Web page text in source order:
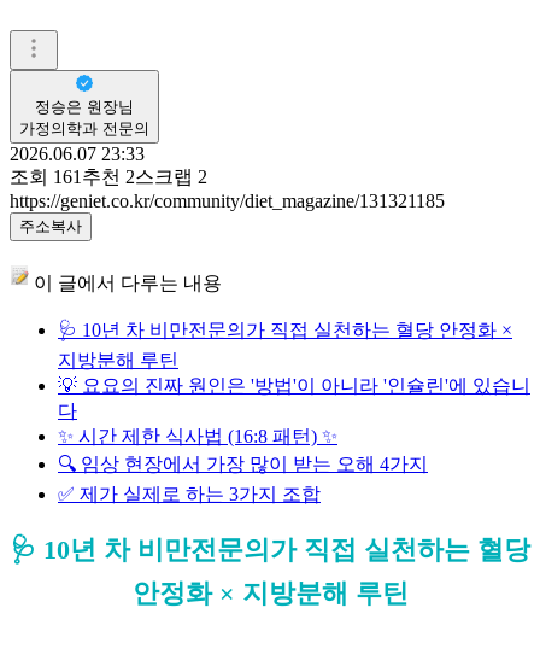
정승은 원장님
가정의학과 전문의
2026.06.07 23:33
조회 161 추천 2스크랩 2
https://geniet.co.kr/community/diet_magazine/131321185
주소복사
이 글에서 다루는 내용
🩺 10년 차 비만전문의가 직접 실천하는 혈당 안정화 ×
지방분해 루틴
💡 요요의 진짜 원인은 '방법'이 아니라 '인슐린'에 있습니
다
✨ 시간 제한 식사법 (16:8 패턴) ✨
🔍 임상 현장에서 가장 많이 받는 오해 4가지
✅ 제가 실제로 하는 3가지 조합
🩺 10년 차 비만전문의가 직접 실천하는 혈당
안정화 × 지방분해 루틴